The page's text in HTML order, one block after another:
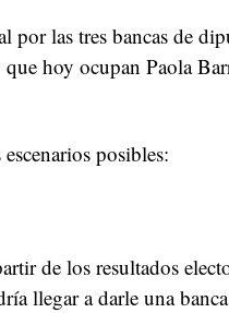
por las tres bancas de
hoy ocupan Paola
posibles:
de los resultados
llegar a darle una